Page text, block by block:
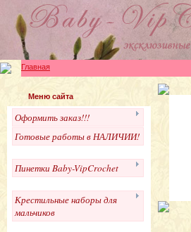
Главная
Меню сайта
Оформить заказ!!!
Готовые работы в НАЛИЧИИ!
Пинетки Baby-VipCrochet
Крестильные наборы для
мальчиков